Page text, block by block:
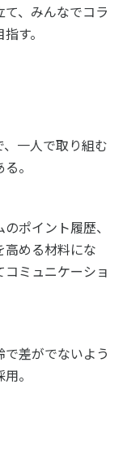
、みんなでコラ
す。
一人で取り組む
。
ポイント履歴、
高める材料にな
ミュニケーショ
差がでないよう
。